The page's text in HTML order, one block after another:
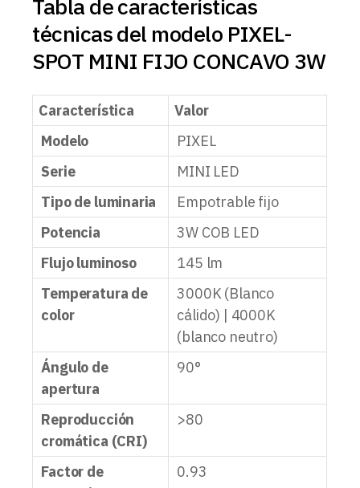
Tabla de características
técnicas del modelo PIXEL-
SPOT MINI FIJO CONCAVO 3W
Característica
Valor
Modelo
PIXEL
Serie
MINI LED
Tipo de luminaria
Empotrable fijo
Potencia
3W COB LED
Flujo luminoso
145 lm
Temperatura de
color
3000K (Blanco
cálido) | 4000K
(blanco neutro)
Ángulo de
apertura
90°
Reproducción
cromática (CRI)
>80
Factor de
0.93